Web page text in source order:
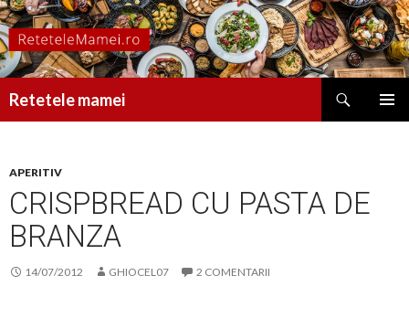
Retetele mamei
APERITIV
CRISPBREAD CU PASTA DE
BRANZA
14/07/2012 GHIOCEL07 2 COMENTARII